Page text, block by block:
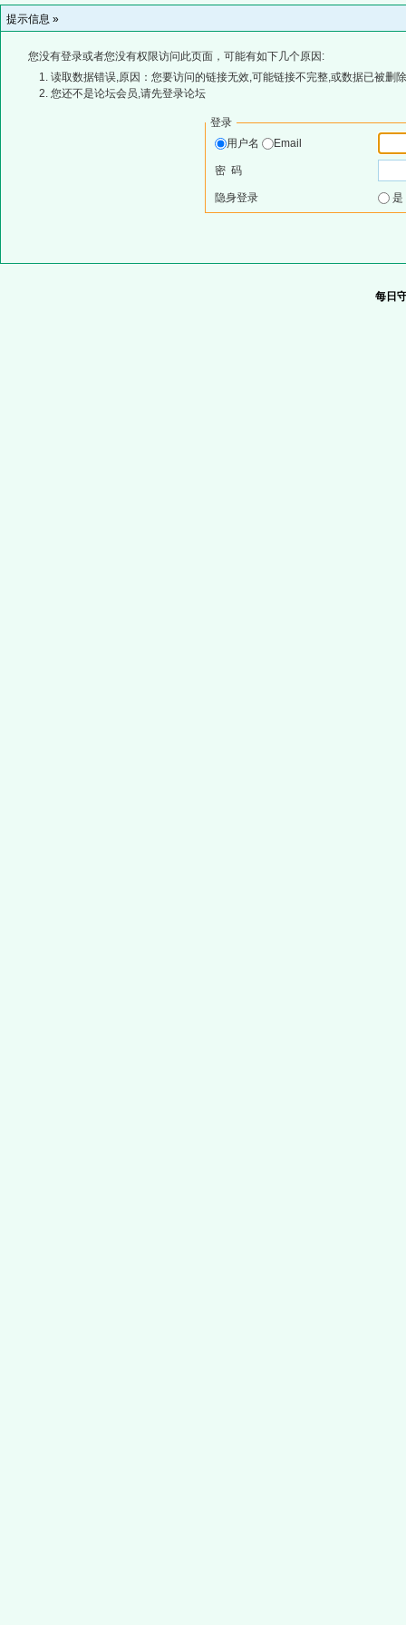
提示信息 »
您没有登录或者您没有权限访问此页面，可能有如下几个原因:
读取数据错误,原因：您要访问的链接无效,可能链接不完整,或数据已被删
您还不是论坛会员,请先登录论坛
登录
用户名
Email
密 码
隐身登录
每日